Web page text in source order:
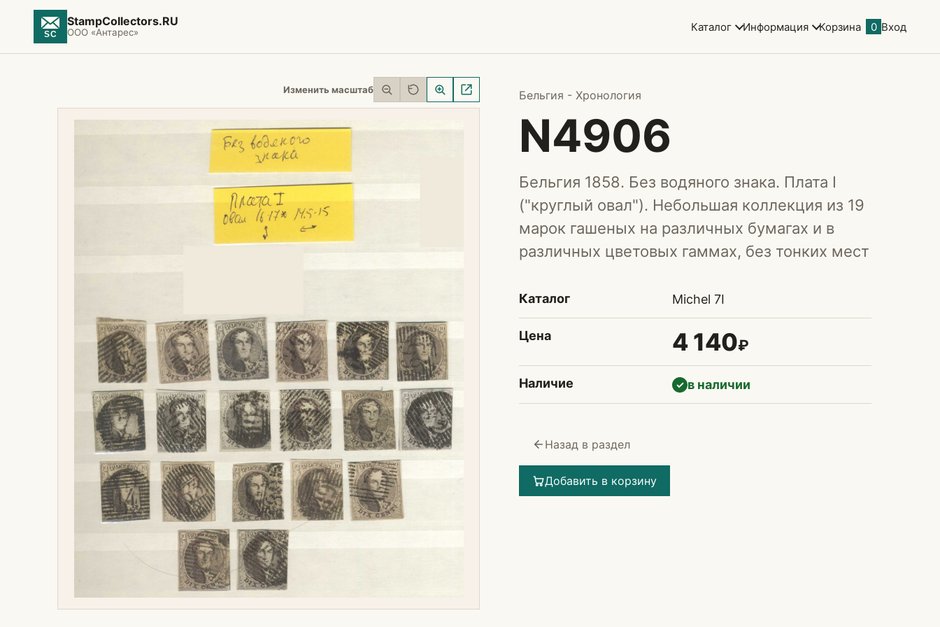
StampCollectors.RU
ООО «Антарес» Каталог Информация Корзина 0 Вход
Изменить масштаб Бельгия - Хронология
N4906
Бельгия 1858. Без водяного знака. Плата I
("круглый овал"). Небольшая коллекция из 19
марок гашеных на различных бумагах и в
различных цветовых гаммах, без тонких мест
Каталог Michel 7I
Цена 4 140₽
Наличие ✓ в наличии
Назад в раздел
Добавить в корзину